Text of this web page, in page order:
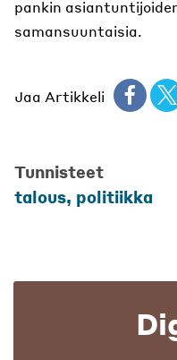
pankin
samansuuntaisia.
Jaa Artikkeli
Tunnisteet
talous, politiikka